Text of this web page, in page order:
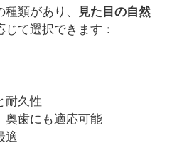
類があり、
見た目の自然
じて選択できます：
耐久性
奥歯にも適応可能
適